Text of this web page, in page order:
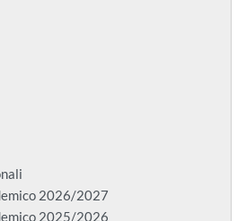
2026/2027
2025/2026